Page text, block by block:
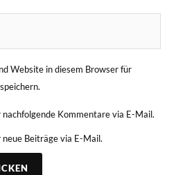
Website in diesem Browser für
Kommentare via E-Mail.
Beiträge via E-Mail.